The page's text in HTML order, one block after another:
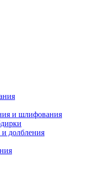
и шлифования
долбления